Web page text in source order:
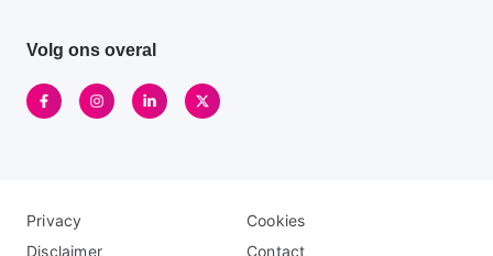
Volg ons overal
Disclaimer
menu
Privacy
Cookies
Disclaimer
Contact
Logo
menu